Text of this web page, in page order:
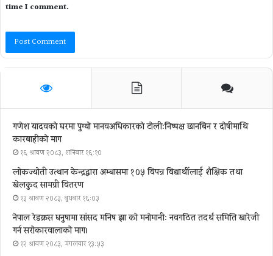
time I comment.
गणेश यादवको घरमा पुग्याे मानवअधिकारकाे टोली:निष्पक्ष छानबिन र दोषीमाथि
कारबाहीको माग
१६ श्रावण २०८३, शनिबार १६:१०
लोकज्योती उत्थान केन्द्रद्वारा अम्बासमा १०५ विपन्न विद्यार्थीलाई शैक्षिक तथा
खेलकुद सामग्री वितरण
१३ श्रावण २०८३, बुधबार १६:०३
नेपाल रेडक्रस धनुषामा सांसद मनिष झा को मनोमानी: नवगठित तदर्थ समिति खारेजी
गर्न सरोकारवालाको माग।
१२ श्रावण २०८३, मंगलवार १३:५३